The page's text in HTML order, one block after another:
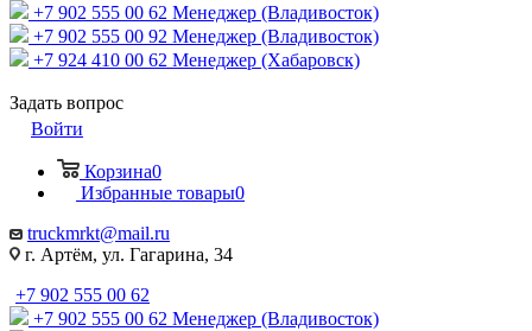
+7 902 555 00 62 Менеджер (Владивосток)
+7 902 555 00 92 Менеджер (Владивосток)
+7 924 410 00 62 Менеджер (Хабаровск)
Задать вопрос
Войти
Корзина0
Избранные товары0
truckmrkt@mail.ru
г. Артём, ул. Гагарина, 34
+7 902 555 00 62
+7 902 555 00 62 Менеджер (Владивосток)